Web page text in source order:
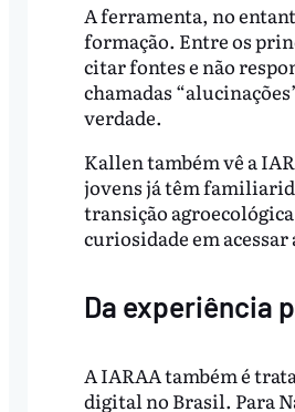
A ferramenta, no
formação. Entre os
citar fontes e não
chamadas
verdade.
Kallen também vê a
jovens já têm
transição
curiosidade em
Da experiência
A IARAA também é
digital no Brasil. Para